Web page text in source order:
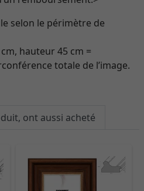
selon le périmètre de
hauteur 45 cm =
totale de l’image.
ont aussi acheté